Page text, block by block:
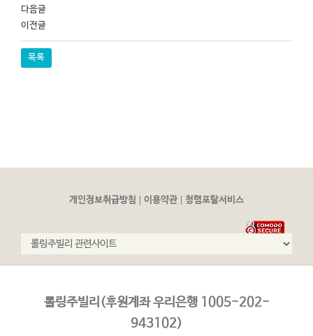
다음글
이전글
목록
개인정보취급방침 이용약관 청렴포탈서비스
롤링주빌리(후원계좌 우리은행 1005-202-
943102)